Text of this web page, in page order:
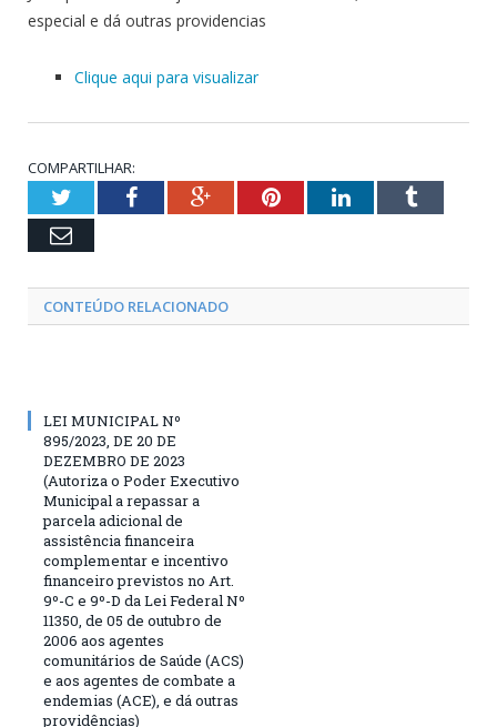
especial e dá outras providencias
Clique aqui para visualizar
COMPARTILHAR:
TwitterFacebookGoogle+PinterestLinkedInTumblr
Email
CONTEÚDO RELACIONADO
LEI MUNICIPAL Nº
895/2023, DE 20 DE
DEZEMBRO DE 2023
(Autoriza o Poder Executivo
Municipal a repassar a
parcela adicional de
assistência financeira
complementar e incentivo
financeiro previstos no Art.
9º-C e 9º-D da Lei Federal Nº
11350, de 05 de outubro de
2006 aos agentes
comunitários de Saúde (ACS)
e aos agentes de combate a
endemias (ACE), e dá outras
providências)